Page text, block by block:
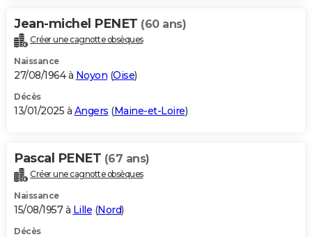
Jean-michel PENET (60 ans)
Créer une cagnotte obsèques
Naissance
27/08/1964 à Noyon (Oise)
Décès
13/01/2025 à Angers (Maine-et-Loire)
Pascal PENET (67 ans)
Créer une cagnotte obsèques
Naissance
15/08/1957 à Lille (Nord)
Décès